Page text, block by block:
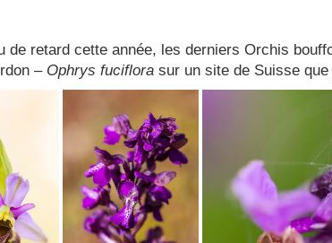
de retard cette année, les derniers Orchis
– Ophrys fuciflora sur un site de Suisse